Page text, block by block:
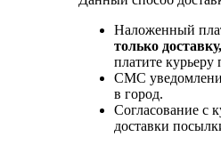
Наложенный
только доставку,
платите
СМС
в город.
Согласование с
доставки